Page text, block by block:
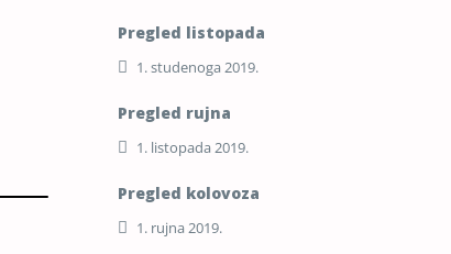
Pregled listopada
1. studenoga 2019.
Pregled rujna
1. listopada 2019.
Pregled kolovoza
1. rujna 2019.